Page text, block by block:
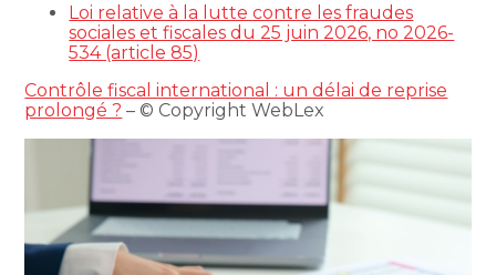
Loi relative à la lutte contre les fraudes
sociales et fiscales du 25 juin 2026, no 2026-
534 (article 85)
Contrôle fiscal international : un délai de reprise
prolongé ? – © Copyright WebLex